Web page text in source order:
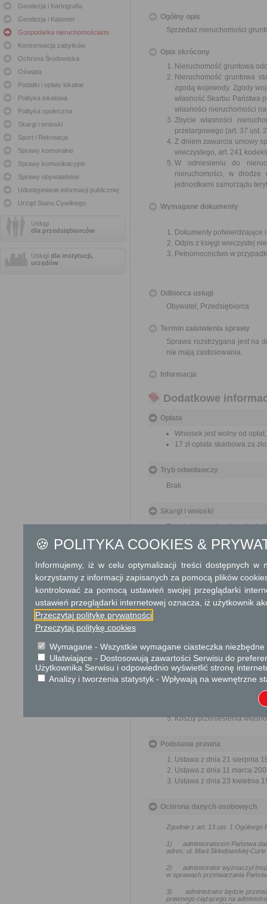
Geodezja i Kartografia
Geodezja i Kataster
Gospodarka nieruchomościami
Konserwacja zabytków
Ochrona Środowiska
Oświata
Podatki i opłaty lokalne
Polityka lokalowa
Polityka społeczna
Skargi i wnioski
Sport i Rekreacja
Sprawy komunalne
Sprawy komunikacyjne
Sprawy obywatelskie
Udostępnianie informacji publicznej
Urząd Stanu Cywilnego
Usługi
dla przedsiębiorców
Usługi dla instytucji,
urzędów
Ogólny opis
Sprzedaż nieruchomości
Opis skrócony
Nieruchomość gruntowa
Nieruchomość gruntowa
zgodą wojewody. Zgody
własność Skarbu Państwa
własności nieruchomości
Zbycie własności
przetargowego (art. 37 ust.
Z dniem zawarcia umowy
wieczystego, art. 241
W odniesieniu do
nieruchomości, w drodze
jednostkami samorządu
Wymagane dokumenty
Dokumenty potwierdzające
Odpis z księgi wieczystej
Pełnomocnictwo w
Odbiorca usługi
Obywatel, Przedsiębiorca
Termin załatwienia sprawy
Sprawa rozstrzygana jest na
nie mają zastosowania.
Informacja
Dodatkowe
Opłata
Wniosek jest wolny od opłat,
17 zł opłata skarbowa za
Tryb odwoławczy
Brak
Skargi i wnioski
Przedmiotem skargi może
pracowników, naruszenie
spraw.
Przedmiotem wniosku
usprawnienie pracy i
Organ właściwy dla
Cenę sprzedawanej
Zapłata ceny, może zostać
Wierzytelność Skarbu
zabezpieczeniu, w
Pierwsza rata podlega
następne raty wraz z
Koszty przeniesienia
Podstawa prawna
Ustawa z dnia 21 sierpnia
Ustawa z dnia 11 marca
Ustawa z dnia 23 kwietnia
Ochrona danych osobowych
Zgodnie z art. 13 ust. 1 Ogólnego
1) administratorem Państwa
adres: ul. Marii Skłodowskiej-
2) administrator wyznaczył
w sprawach przetwarzania
3) administrator będzie
prawnego ciążącego na
🍪 POLITYKA COOKIES &
Informujemy, iż w celu optymalizacji treści dostępnych w
korzystamy z informacji zapisanych za pomocą plików
kontrolować za pomocą ustawień swojej przeglądarki
ustawień przeglądarki internetowej oznacza, iż użytkownik
Przeczytaj politykę prywatności
Przeczytaj politykę cookies
Wymagane - Wszystkie wymagane ciasteczka
Ułatwiające - Dostosowują zawartości Serwisu do
Użytkownika Serwisu i odpowiednio wyświetlić stronę
Analizy i tworzenia statystyk - Wpływają na wewnętrzne